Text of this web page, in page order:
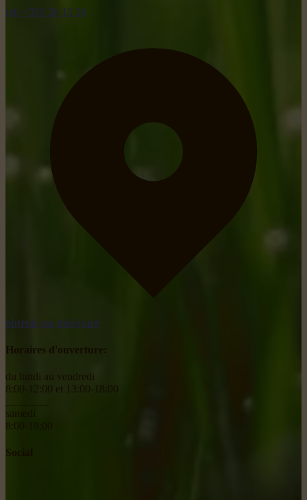
tel: +352 26 15 26
obtenir un itinéraire
Horaires d'ouverture:
du lundi au vendredi
8:00-12:00 et 13:00-18:00
samedi
8:00-18:00
Social